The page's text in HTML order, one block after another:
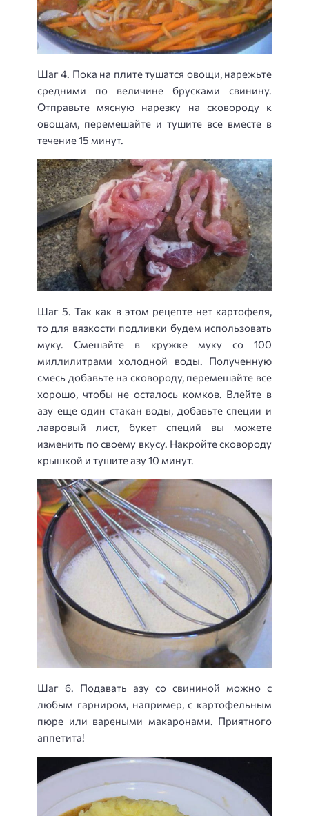
Шаг 4. Пока на плите тушатся овощи, нарежьте
средними по величине брусками свинину.
Отправьте мясную нарезку на сковороду к
овощам, перемешайте и тушите все вместе в
течение 15 минут.
Шаг 5. Так как в этом рецепте нет картофеля,
то для вязкости подливки будем использовать
муку. Смешайте в кружке муку со 100
миллилитрами холодной воды. Полученную
смесь добавьте на сковороду, перемешайте все
хорошо, чтобы не осталось комков. Влейте в
азу еще один стакан воды, добавьте специи и
лавровый лист, букет специй вы можете
изменить по своему вкусу. Накройте сковороду
крышкой и тушите азу 10 минут.
Шаг 6. Подавать азу со свининой можно с
любым гарниром, например, с картофельным
пюре или вареными макаронами. Приятного
аппетита!